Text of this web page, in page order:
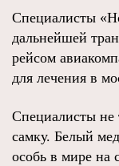
Специалисты
дальнейшей
рейсом
для лечения в
Специалисты не
самку. Белый
особь в мире на